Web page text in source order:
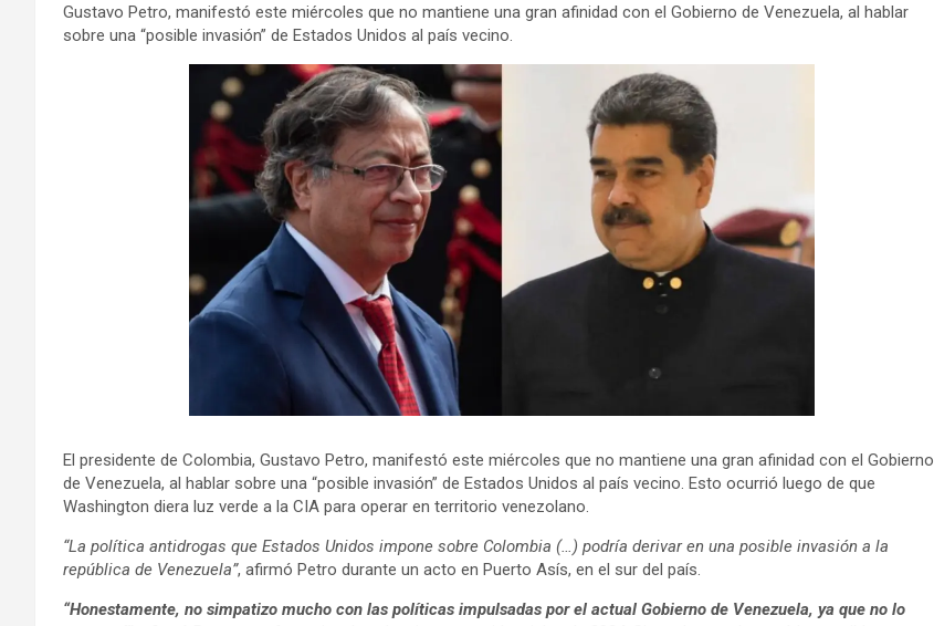
Mundo
Gustavo Petro, manifestó este miércoles que no mantiene una gran afinidad con el Gobierno de Venezuela, al hablar
sobre una “posible invasión” de Estados Unidos al país vecino.
El presidente de Colombia, Gustavo Petro, manifestó este miércoles que no mantiene una gran afinidad con el Gobierno
de Venezuela, al hablar sobre una “posible invasión” de Estados Unidos al país vecino. Esto ocurrió luego de que
Washington diera luz verde a la CIA para operar en territorio venezolano.
“La política antidrogas que Estados Unidos impone sobre Colombia (…) podría derivar en una posible invasión a la
república de Venezuela”, afirmó Petro durante un acto en Puerto Asís, en el sur del país.
“Honestamente, no simpatizo mucho con las políticas impulsadas por el actual Gobierno de Venezuela, ya que no lo